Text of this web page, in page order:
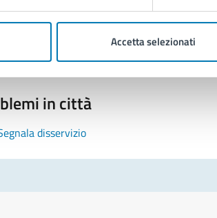
Accetta selezionati
le domande frequenti
appuntamento
in città
disservizio